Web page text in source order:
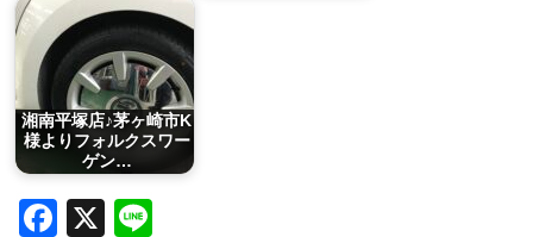
湘南平塚店♪茅ヶ崎市K
様よりフォルクスワー
ゲン…
Facebook
X